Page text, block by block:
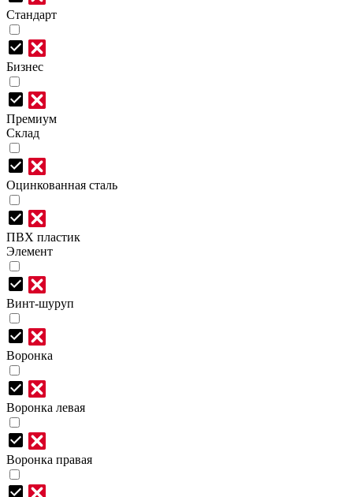
Стандарт
Бизнес
Премиум
Склад
Оцинкованная сталь
ПВХ пластик
Элемент
Винт-шуруп
Воронка
Воронка левая
Воронка правая